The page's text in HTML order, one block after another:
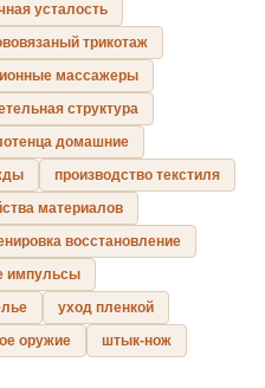
усталость
трикотаж
массажеры
структура
домашние
производство текстиля
материалов
восстановление
импульсы
уход пленкой
оружие
штык-нож